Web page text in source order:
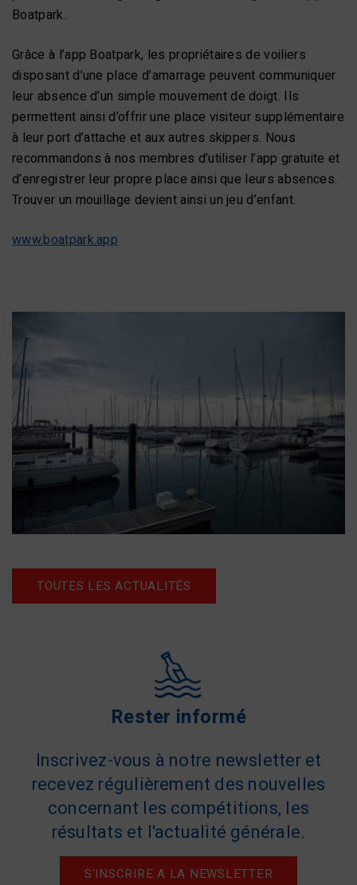
Boatpark.
Grâce à l’app Boatpark, les propriétaires de voiliers
disposant d’une place d’amarrage peuvent communiquer
leur absence d’un simple mouvement de doigt. Ils
permettent ainsi d’offrir une place visiteur supplémentaire
à leur port d’attache et aux autres skippers. Nous
recommandons à nos membres d’utiliser l’app gratuite et
d’enregistrer leur propre place ainsi que leurs absences.
Trouver un mouillage devient ainsi un jeu d’enfant.
www.boatpark.app
TOUTES LES ACTUALITÉS
Rester informé
Inscrivez-vous à notre newsletter et
recevez régulièrement des nouvelles
concernant les compétitions, les
résultats et l'actualité générale.
S'INSCRIRE A LA NEWSLETTER